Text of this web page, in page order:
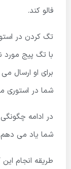
فالو کند.
تگ کردن در
با تگ پیج
برای او ارسال
شما در
در ادامه
شما یاد می دهم.
طریقه انجام